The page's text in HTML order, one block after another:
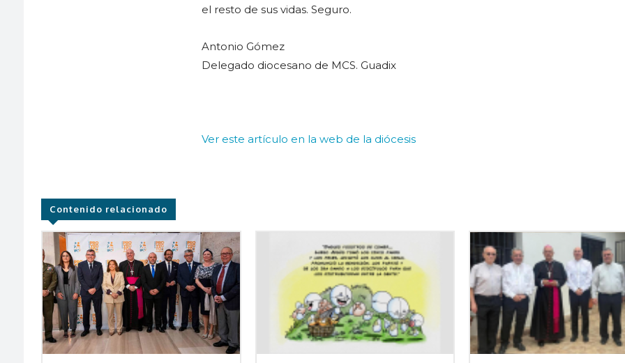
el resto de sus vidas. Seguro.
Antonio Gómez
Delegado diocesano de MCS. Guadix
Ver este artículo en la web de la diócesis
Contenido relacionado